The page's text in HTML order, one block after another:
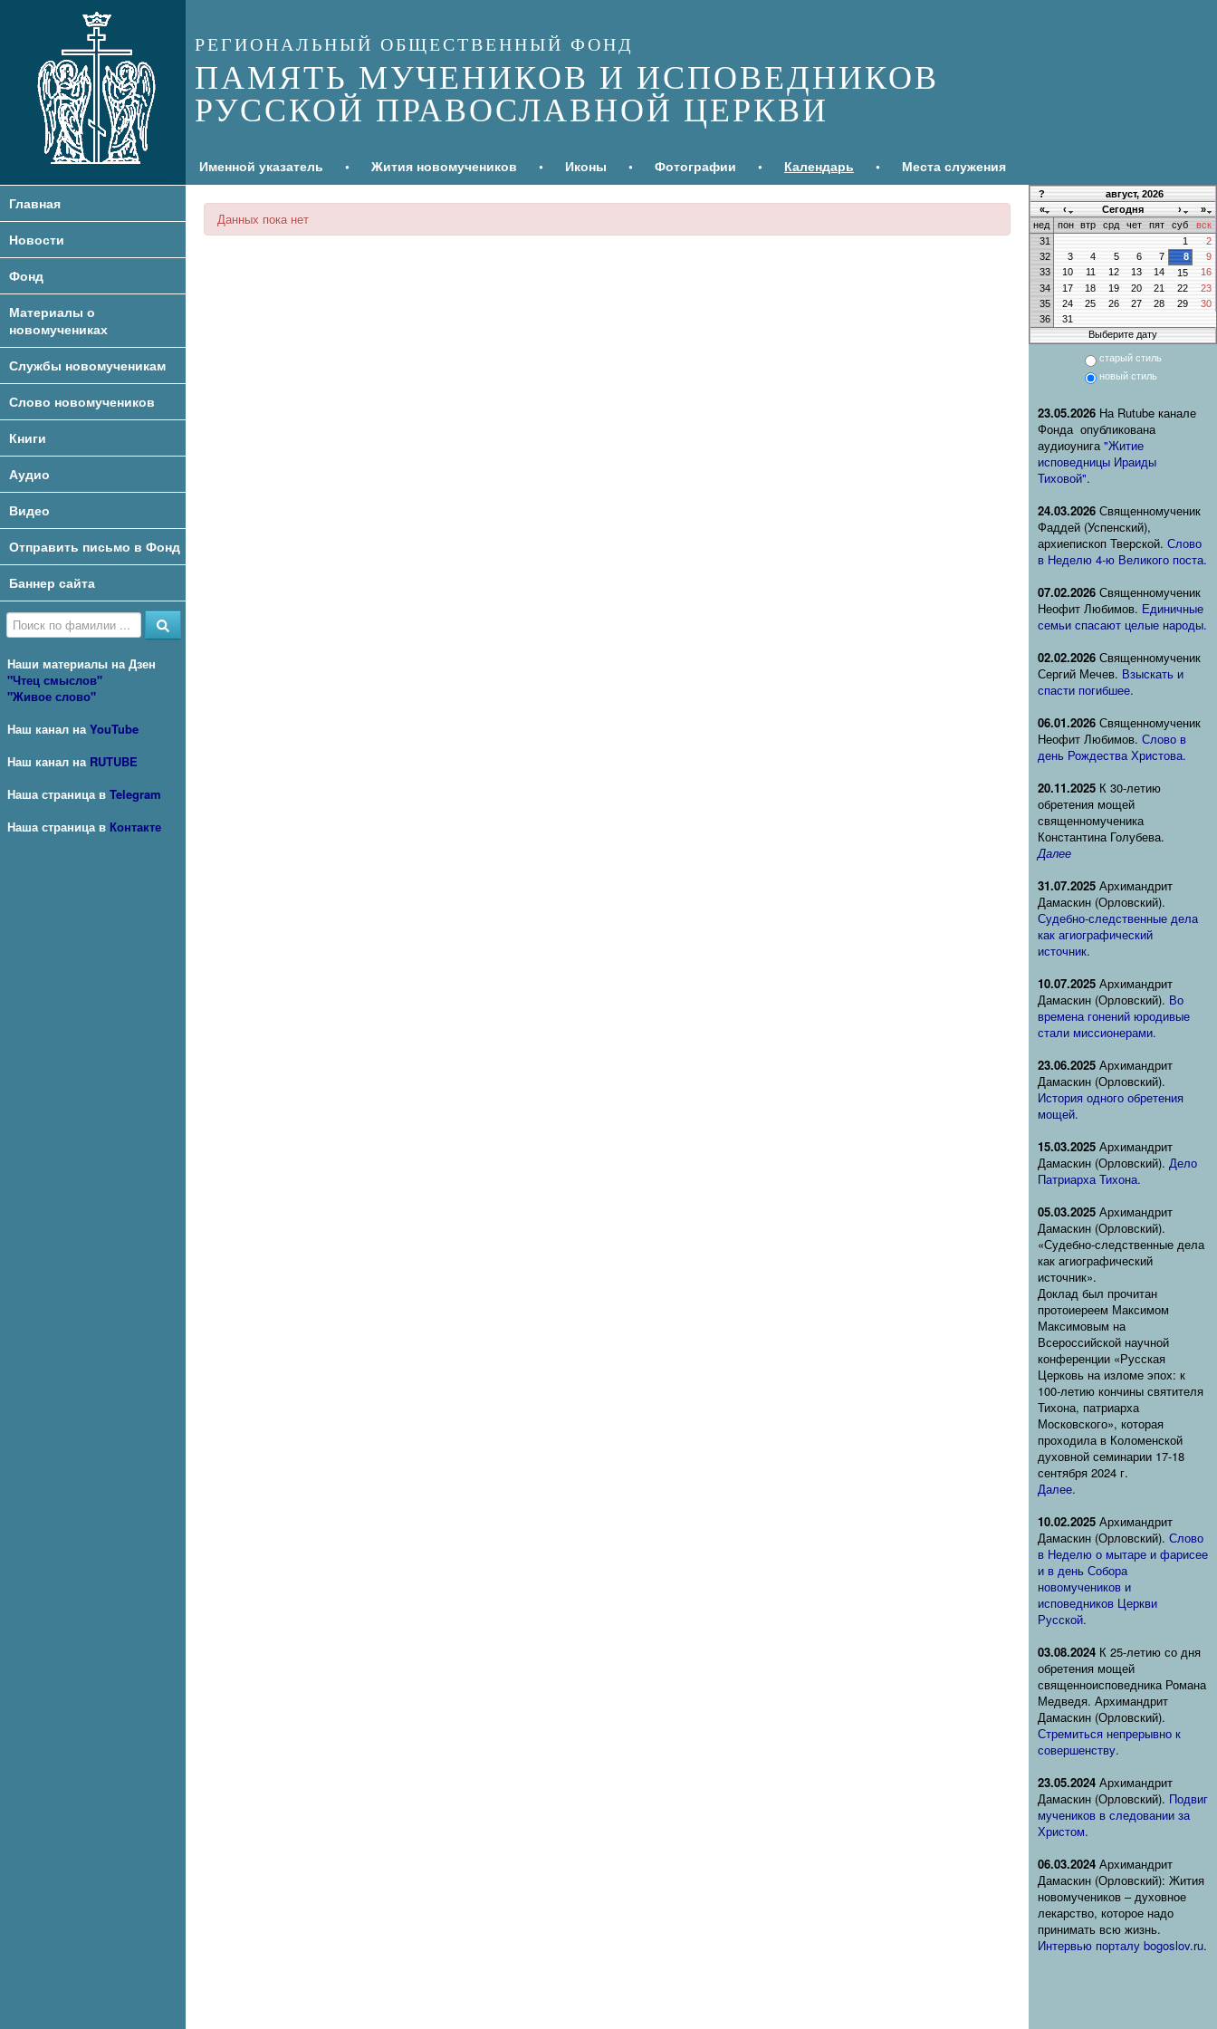
РЕГИОНАЛЬНЫЙ ОБЩЕСТВЕННЫЙ ФОНД
ПАМЯТЬ МУЧЕНИКОВ И ИСПОВЕДНИКОВ
РУССКОЙ ПРАВОСЛАВНОЙ ЦЕРКВИ
Именной указатель • Жития новомучеников • Иконы • Фотографии • Календарь • Места служения
Главная
Новости
Фонд
Контактная информация
Реквизиты Фонда
Обработка
персональных данных
Материалы о
новомучениках
Публикации
Интервью, выступления
Рождественские чтения
Службы новомученикам
Службы по именам
Слово новомучеников
Книги
исповедников
Российских XX века
Жития новомучеников и
исповедников
Московской Епархии
Мученики, исповедники
и подвижники Русской
Православной Церкви
XX столетия
Творения
Отдельные сборники и
жития
Аудио
Видео
Отправить письмо в Фонд
Баннер сайта
Наши материалы наДзен
"Чтец смыслов"
"Живое слово"
Наш канал наYouTube
Наш канал на RUTUBE
Наша страница в Telegram
Наша страница в Контакте
Данных пока нет
?
август, 2026
«
‹ Сегодня ›
»
нед
пон втр срд чет пят суб
вск
31
1
2
32
3 4 5 6 7 8
9
33
10 11 12 13 14 15
16
34
17 18 19 20 21 22
23
35
24 25 26 27 28 29
30
36
31
Выберите дату
старый стиль
новый стиль
23.05.2026 На Rutube канале
Фонда опубликована
аудиоунига"Житие
исповедницы Ираиды
Тиховой".
24.03.2026 Священномученик
Фаддей (Успенский),
архиепископ Тверской. Слово
в Неделю 4-ю Великого поста.
07.02.2026 Священномученик
Неофит Любимов. Единичные
семьи спасают целые народы.
02.02.2026 Священномученик
Сергий Мечев. Взыскать и
спасти погибшее.
06.01.2026 Священномученик
Неофит Любимов. Слово в
день Рождества Христова.
20.11.2025 К 30-летию
обретения мощей
священномученика
Константина Голубева.
Далее
31.07.2025 Архимандрит
Дамаскин (Орловский).
Судебно-следственные дела
как агиографический
источник.
10.07.2025 Архимандрит
Дамаскин (Орловский). Во
времена гонений юродивые
стали миссионерами.
23.06.2025 Архимандрит
Дамаскин (Орловский).
История одного обретения
мощей.
15.03.2025 Архимандрит
Дамаскин (Орловский). Дело
Патриарха Тихона.
05.03.2025 Архимандрит
Дамаскин (Орловский).
«Судебно-следственные дела
как агиографический
источник».
Доклад был прочитан
протоиереем Максимом
Максимовым на
Всероссийской научной
конференции «Русская
Церковь на изломе эпох: к
100-летию кончины святителя
Тихона, патриарха
Московского», которая
проходила в Коломенской
духовной семинарии 17-18
сентября 2024 г.
Далее.
10.02.2025 Архимандрит
Дамаскин (Орловский). Слово
в Неделю о мытаре и фарисее
и в день Собора
новомучеников и
исповедников Церкви
Русской.
03.08.2024 К 25-летию со дня
обретения мощей
священноисповедника Романа
Медведя. Архимандрит
Дамаскин (Орловский).
Стремиться непрерывно к
совершенству.
23.05.2024 Архимандрит
Дамаскин (Орловский). Подвиг
мучеников в следовании за
Христом.
06.03.2024 Архимандрит
Дамаскин (Орловский): Жития
новомучеников – духовное
лекарство, которое надо
принимать всю жизнь.
Интервью порталу bogoslov.ru.